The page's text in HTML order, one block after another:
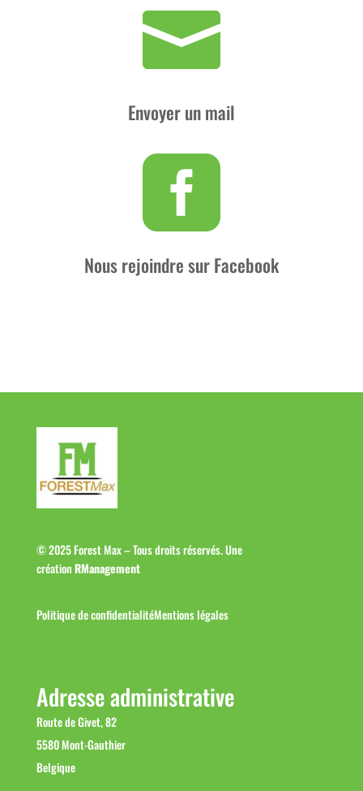

Envoyer un mail

Nous rejoindre sur Facebook
© 2025 Forest Max – Tous droits réservés. Une
créationRManagement
Politique de confidentialitéMentions légales
Adresse administrative
Route de Givet, 82
5580 Mont-Gauthier
Belgique